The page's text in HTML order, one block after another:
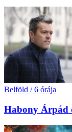
Belföld / 6 órája
Habony Árpád